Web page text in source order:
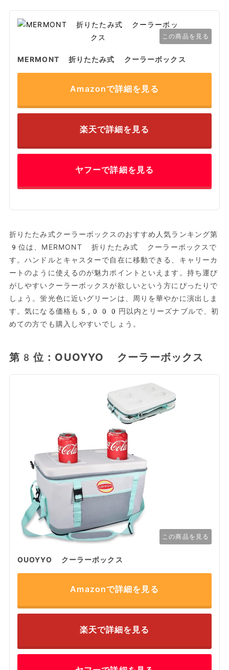
この商品を見る
MERMONT 折りたたみ式 クーラーボックス
Amazonで詳細を見る
楽天で詳細を見る
ヤフーで詳細を見る
折りたたみ式クーラーボックスのおすすめ人気ランキング第
9位は、MERMONT 折りたたみ式 クーラーボックスで
す。ハンドルとキャスターで自在に移動できる、キャリーカ
ートのように使えるのが魅力ポイントといえます。持ち運び
がしやすいクーラーボックスが欲しいという方にぴったりで
しょう。蛍光色に近いグリーンは、周りを華やかに演出しま
す。気になる価格も5,000円以内とリーズナブルで、初
めての方でも購入しやすいでしょう。
第8位：OUOYYO クーラーボックス
この商品を見る
OUOYYO クーラーボックス
Amazonで詳細を見る
楽天で詳細を見る